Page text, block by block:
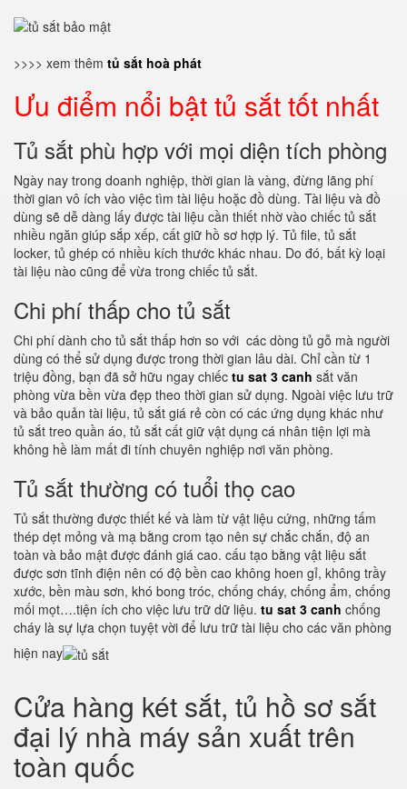
>>>> xem thêm tủ sắt hoà phát
Ưu điểm nổi bật tủ sắt tốt nhất
Tủ sắt phù hợp với mọi diện tích phòng
Ngày nay trong doanh nghiệp, thời gian là vàng, đừng lãng phí
thời gian vô ích vào việc tìm tài liệu hoặc đồ dùng. Tài liệu và đồ
dùng sẽ dễ dàng lấy được tài liệu cần thiết nhờ vào chiếc tủ sắt
nhiều ngăn giúp sắp xếp, cất giữ hồ sơ hợp lý. Tủ file, tủ sắt
locker, tủ ghép có nhiều kích thước khác nhau. Do đó, bất kỳ loại
tài liệu nào cũng để vừa trong chiếc tủ sắt.
Chi phí thấp cho tủ sắt
Chi phí dành cho tủ sắt thấp hơn so với các dòng tủ gỗ mà người
dùng có thể sử dụng được trong thời gian lâu dài. Chỉ cần từ 1
triệu đồng, bạn đã sở hữu ngay chiếc tu sat 3 canh sắt văn
phòng vừa bền vừa đẹp theo thời gian sử dụng. Ngoài việc lưu trữ
và bảo quản tài liệu, tủ sắt giá rẻ còn có các ứng dụng khác như
tủ sắt treo quần áo, tủ sắt cất giữ vật dụng cá nhân tiện lợi mà
không hề làm mất đi tính chuyên nghiệp nơi văn phòng.
Tủ sắt thường có tuổi thọ cao
Tủ sắt thường được thiết kế và làm từ vật liệu cứng, những tấm
thép dẹt mỏng và mạ bằng crom tạo nên sự chắc chắn, độ an
toàn và bảo mật được đánh giá cao. cấu tạo bằng vật liệu sắt
được sơn tĩnh điện nên có độ bền cao không hoen gỉ, không trầy
xước, bền màu sơn, khó bong tróc, chống cháy, chống ẩm, chống
mối mọt….tiện ích cho việc lưu trữ dữ liệu. tu sat 3 canh chống
cháy là sự lựa chọn tuyệt vời để lưu trữ tài liệu cho các văn phòng
hiện nay
Cửa hàng két sắt, tủ hồ sơ sắt
đại lý nhà máy sản xuất trên
toàn quốc